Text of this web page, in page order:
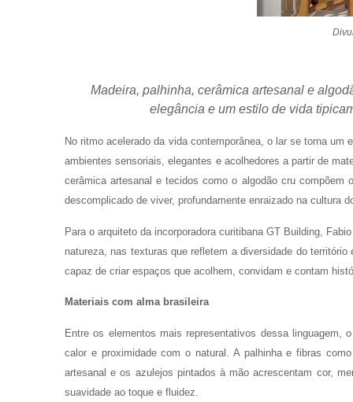
Madeira, palhinha, cerâmica artesanal e
elegância e um estilo de vida
No ritmo acelerado da vida contemporânea, o lar se torna
ambientes sensoriais, elegantes e acolhedores a partir de
cerâmica artesanal e tecidos como o algodão cru
descomplicado de viver, profundamente enraizado na cultura
Para o arquiteto da incorporadora curitibana GT Building,
natureza, nas texturas que refletem a diversidade do
capaz de criar espaços que acolhem, convidam e contam
Materiais com alma brasileira
Entre os elementos mais representativos dessa
calor e proximidade com o natural. A palhinha e fibras
artesanal e os azulejos pintados à mão acrescentam cor,
suavidade ao toque e fluidez.